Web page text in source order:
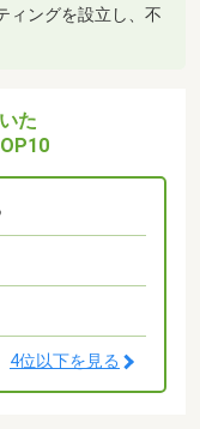
ィングを設立し、不
た
4位以下を見る